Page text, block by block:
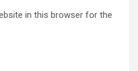
in this browser for the